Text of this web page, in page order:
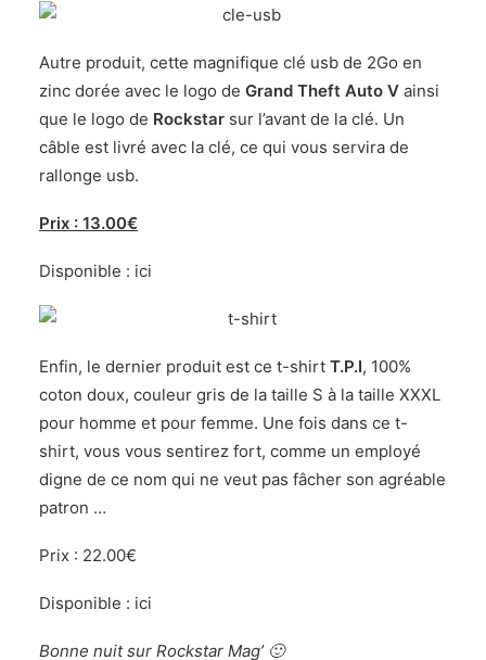
Autre produit, cette magnifique clé usb de 2Go en
zinc dorée avec le logo de Grand Theft Auto V ainsi
que le logo de Rockstar sur l’avant de la clé. Un
câble est livré avec la clé, ce qui vous servira de
rallonge usb.
Prix : 13.00€
Disponible : ici
Enfin, le dernier produit est ce t-shirt T.P.I, 100%
coton doux, couleur gris de la taille S à la taille XXXL
pour homme et pour femme. Une fois dans ce t-
shirt, vous vous sentirez fort, comme un employé
digne de ce nom qui ne veut pas fâcher son agréable
patron …
Prix : 22.00€
Disponible : ici
Bonne nuit sur Rockstar Mag’ 🙂